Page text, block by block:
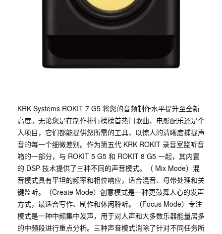
KRK Systems ROKIT 7 G5 将您的音频制作水平提升至全新
高度。无论您是在制作排行榜榜首热门歌曲、电影配乐还是个
人项目，它们都能提供您所需的工具，以惊人的清晰度捕捉声
音的每一个细微差别。作为第五代 KRK ROKIT 录音室监听音
箱的一部分，与 ROKIT 5 G5 和 ROKIT 8 G5 一起，其内置
的 DSP 技术提供了三种不同的声音模式。（ Mix Mode）混
音模式具有平坦的频率和相位响应，适合混音、母带处理和关
键监听。（Create Mode）创意模式是一种更鼓舞人心的发声
方式，最适合写作、制作和休闲聆听。（Focus Mode）专注
模式是一种中频集中发声，用于对人声和大多数乐器能量居多
的中频段进行重点分析。三种声音模式消除了针对不同任务所